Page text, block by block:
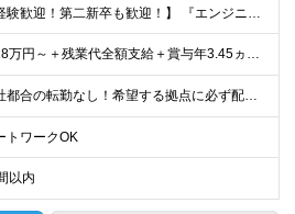
【未経験歓迎！第二新卒も歓迎！】 『エンジニアになりたい』意欲があれば歓迎です！ 以下のような方も尚歓迎です！ ・学生時代に情報系の学部で学んでいた方 ・ITスクールや独学でプログラミングを学んだこ
月給28万円～＋残業代全額支給＋賞与年3.45ヵ月(東京) 月給25万円～＋残業代全額支給＋賞与年3.45ヵ月(新潟・長岡) 入社時想定年収： 392万円～ (東京) 350万円～ (新潟・長岡)
≪会社都合の転勤なし！希望する拠点に必ず配属します。新潟Uターン・Iターン大歓迎！≫ 首都圏(東京、神奈川、千葉、埼玉)または新潟市、長岡市周辺のお客様先または各拠点での勤務となります。 ■東京支社
トワークOK
以内